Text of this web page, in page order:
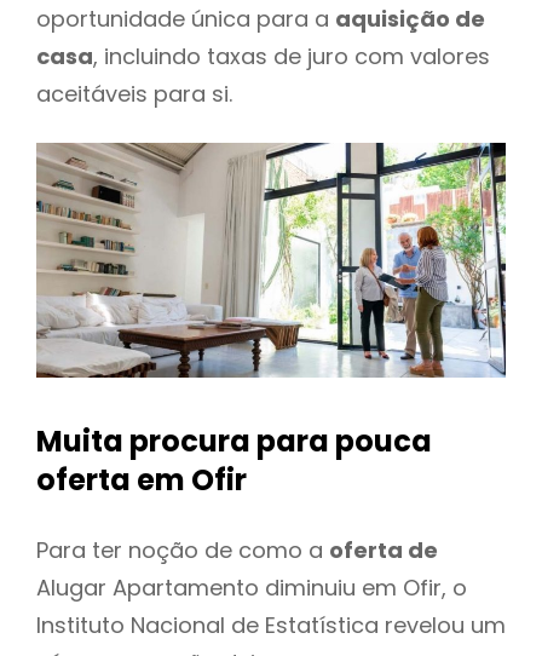
oportunidade única para a aquisição de
casa, incluindo taxas de juro com valores
aceitáveis para si.
Muita procura para pouca
oferta em Ofir
Para ter noção de como a oferta de
Alugar Apartamento diminuiu em Ofir, o
Instituto Nacional de Estatística revelou um